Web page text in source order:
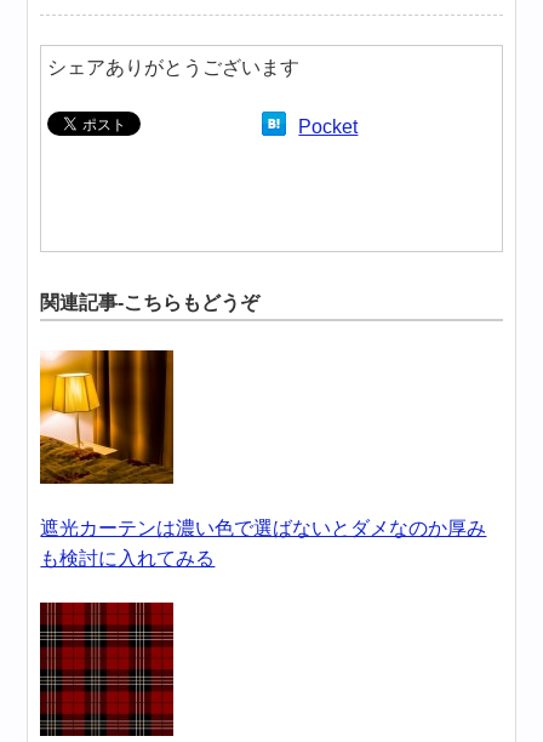
シェアありがとうございます
Pocket
関連記事-こちらもどうぞ
遮光カーテンは濃い色で選ばないとダメなのか厚み
も検討に入れてみる